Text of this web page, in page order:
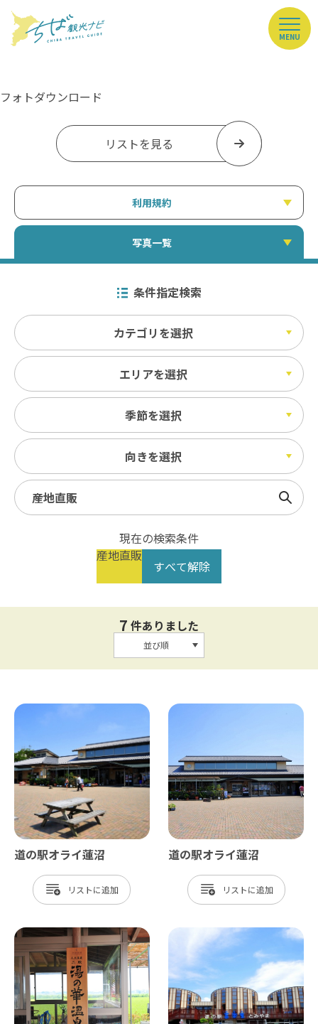
MENU
フォトダウンロード
リストを見る
利用規約
写真一覧
条件指定検索
カテゴリを選択
エリアを選択
季節を選択
向きを選択
検索
現在の検索条件
産地直販
すべて解除
7 件ありました
並び順
道の駅オライ蓮沼
リスト
道の駅オライ蓮沼
リスト